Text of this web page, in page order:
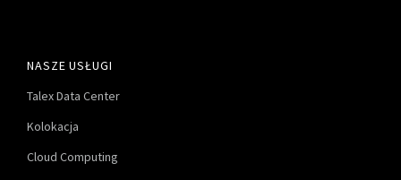
NASZE USŁUGI
Talex Data Center
Kolokacja
Cloud Computing